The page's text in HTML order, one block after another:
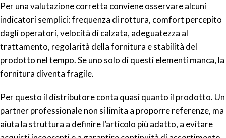
Per una valutazione corretta conviene osservare alcuni
indicatori semplici: frequenza di rottura, comfort percepito
dagli operatori, velocità di calzata, adeguatezza al
trattamento, regolarità della fornitura e stabilità del
prodotto nel tempo. Se uno solo di questi elementi manca, la
fornitura diventa fragile.
Per questo il distributore conta quasi quanto il prodotto. Un
partner professionale non si limita a proporre referenze, ma
aiuta la struttura a definire l’articolo più adatto, a evitare